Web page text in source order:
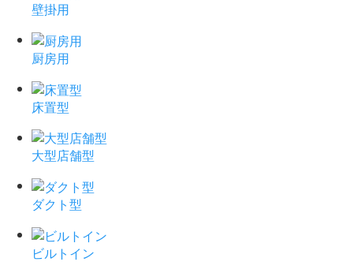
壁掛用
厨房用
床置型
大型店舗型
ダクト型
ビルトイン